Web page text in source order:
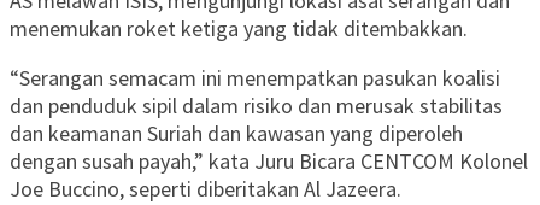
menemukan roket ketiga yang tidak ditembakkan.
“Serangan semacam ini menempatkan pasukan koalisi
dan penduduk sipil dalam risiko dan merusak stabilitas
dan keamanan Suriah dan kawasan yang diperoleh
dengan susah payah,” kata Juru Bicara CENTCOM Kolonel
Joe Buccino, seperti diberitakan Al Jazeera.